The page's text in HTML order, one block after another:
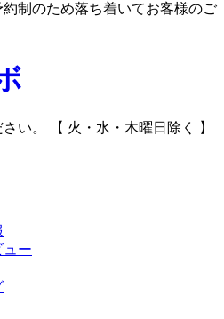
制のため落ち着いてお客様のご
い。 【 火・水・木曜日除く 】
ュー